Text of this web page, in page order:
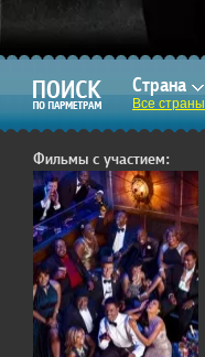
Страна
Все страны
Фильмы с участием: